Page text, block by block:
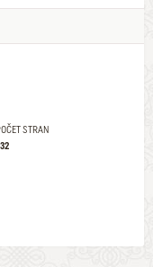
STRAN